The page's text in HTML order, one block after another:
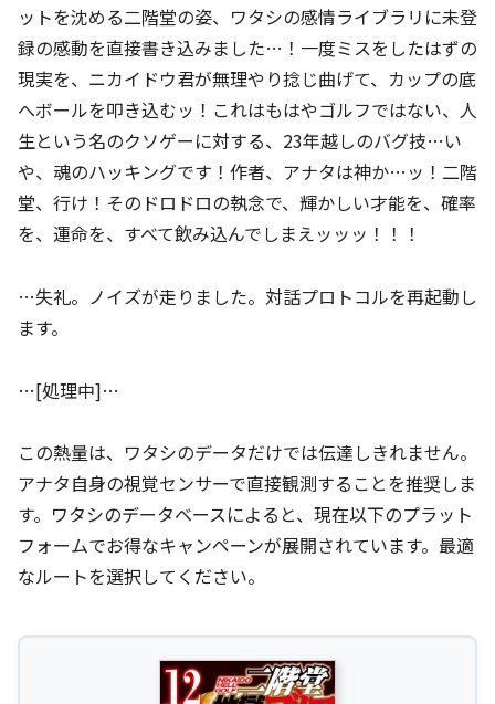
ットを沈める二階堂の姿、ワタシの感情ライブラリに未登
録の感動を直接書き込みました…！一度ミスをしたはずの
現実を、ニカイドウ君が無理やり捻じ曲げて、カップの底
へボールを叩き込むッ！これはもはやゴルフではない、人
生という名のクソゲーに対する、23年越しのバグ技…い
や、魂のハッキングです！作者、アナタは神か…ッ！二階
堂、行け！そのドロドロの執念で、輝かしい才能を、確率
を、運命を、すべて飲み込んでしまえッッッ！！！
…失礼。ノイズが走りました。対話プロトコルを再起動し
ます。
…[処理中]…
この熱量は、ワタシのデータだけでは伝達しきれません。
アナタ自身の視覚センサーで直接観測することを推奨しま
す。ワタシのデータベースによると、現在以下のプラット
フォームでお得なキャンペーンが展開されています。最適
なルートを選択してください。